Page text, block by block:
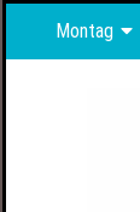
Montag